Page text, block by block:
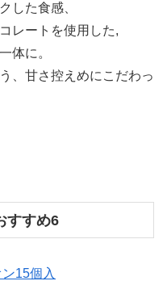
した食感、
レートを使用した,
体に。
、甘さ控えめにこだわっ
すすめ6
15個入